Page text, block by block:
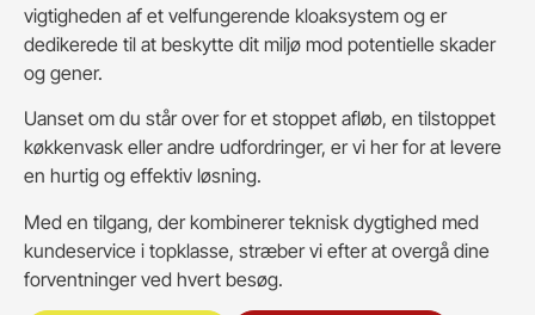
vigtigheden af et velfungerende kloaksystem og er
dedikerede til at beskytte dit miljø mod potentielle skader
og gener.
Uanset om du står over for et stoppet afløb, en tilstoppet
køkkenvask eller andre udfordringer, er vi her for at levere
en hurtig og effektiv løsning.
Med en tilgang, der kombinerer teknisk dygtighed med
kundeservice i topklasse, stræber vi efter at overgå dine
forventninger ved hvert besøg.